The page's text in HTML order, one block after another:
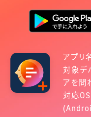
アプリ
対象デ
アを問
対応